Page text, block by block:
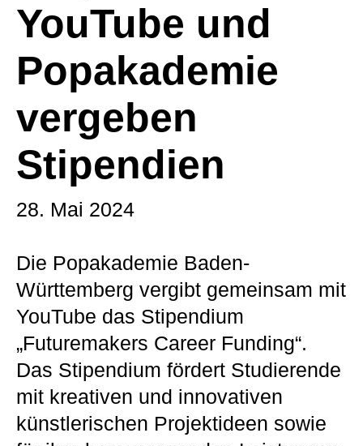
YouTube und
Popakademie
vergeben
Stipendien
28. Mai 2024
Die Popakademie Baden-
Württemberg vergibt gemeinsam mit
YouTube das Stipendium
„Futuremakers Career Funding“.
Das Stipendium fördert Studierende
mit kreativen und innovativen
künstlerischen Projektideen sowie